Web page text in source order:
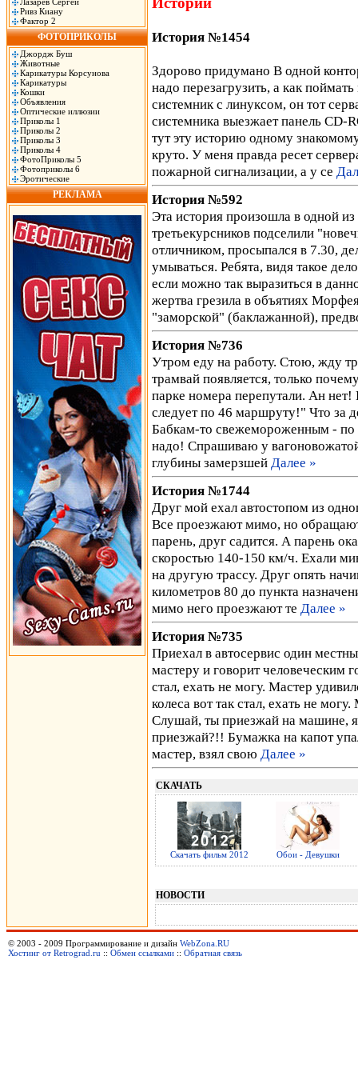
Ривз Киану
Фактор 2
ФОТОПРИКОЛЫ
Джордж Буш
Животные
Карикатуры Корсунова
Карикатуры
Кошки
Объявления
Оптические иллюзии
Приколы 1
Приколы 2
Приколы 3
Приколы 4
ФотоПриколы 5
Фотоприколы 6
Эротические
РЕКЛАМА
История №1454
Здорово придумано В одной
надо перезагрузить, а как
системник с линуксом, он тот
системника выезжает панель CD-
тут эту историю одному
круто. У меня правда ресет
пожарной сигнализации, а у се
История №592
Эта история произошла в одной
третьекурсников подселили
отличником, просыпался в 7.30,
умываться. Ребята, видя такое
если можно так выразиться в
жертва грезила в объятиях
"заморской" (баклажанной),
История №736
Утром еду на работу. Стою, жду
трамвай появляется, только
парке номера перепутали. Ан
следует по 46 маршруту!" Что за
Бабкам-то свежемороженным - по
надо! Спрашиваю у
глубины замерзшей Далее »
История №1744
Друг мой ехал автостопом из
Все проезжают мимо, но
парень, друг садится. А парень
скоростью 140-150 км/ч. Ехали
на другую трассу. Друг опять
километров 80 до пункта
мимо него проезжают те Далее »
История №735
Приехал в автосервис один
мастеру и говорит человеческим
стал, ехать не могу. Мастер
колеса вот так стал, ехать не
Слушай, ты приезжай на машине,
приезжай?!! Бумажка на капот
мастер, взял свою Далее »
СКАЧАТЬ
Скачать фильм 2012 Обои - Девушки
НОВОСТИ
© 2003 - 2009 Программирование и дизайн WebZona.RU
Хостинг от Retrograd.ru :: Обмен ссылками :: Обратная связь